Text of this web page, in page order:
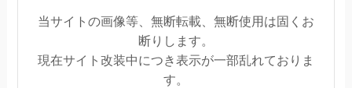
当サイトの画像等、無断転載、無断使用は固くお
断りします。
現在サイト改装中につき表示が一部乱れておりま
す。